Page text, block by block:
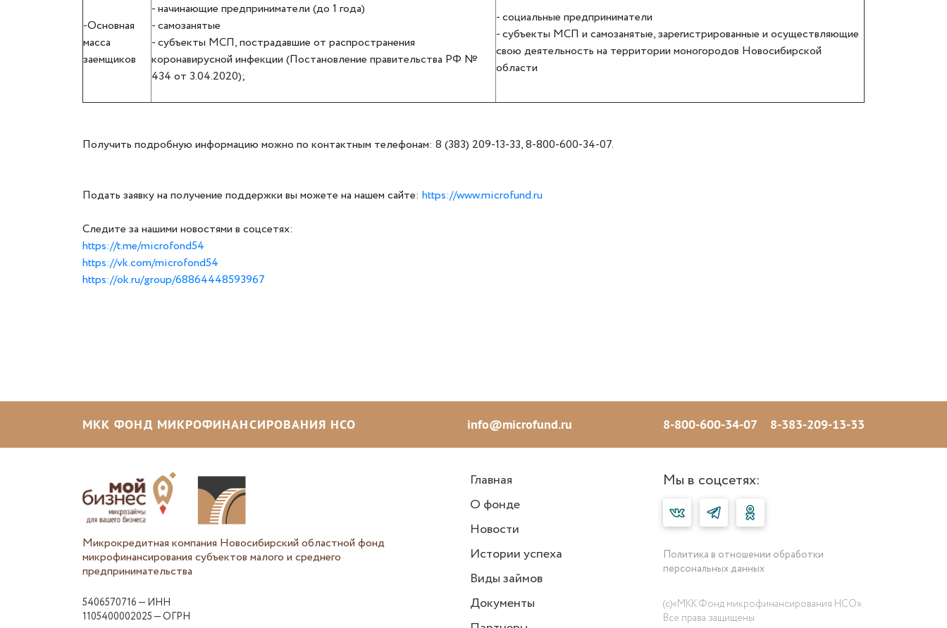
-Основная
масса
заемщиков
- начинающие предприниматели (до 1 года)
- самозанятые
- субъекты МСП, пострадавшие от распространения
коронавирусной инфекции (Постановление правительства РФ №
434 от 3.04.2020);
- социальные предприниматели
- субъекты МСП и самозанятые, зарегистрированные и осуществляющие
свою деятельность на территории моногородов Новосибирской
области
Получить подробную информацию можно по контактным телефонам: 8 (383) 209-13-33, 8-800-600-34-07.
Подать заявку на получение поддержки вы можете на нашем сайте: https://www.microfund.ru
Следите за нашими новостями в соцсетях:
https://t.me/microfond54
https://vk.com/microfond54
https://ok.ru/group/68864448593967
МКК ФОНД МИКРОФИНАНСИРОВАНИЯ НСО info@microfund.ru 8-800-600-34-07 8-383-209-13-33
Микрокредитная компания Новосибирский областной фонд
микрофинансирования субъектов малого и среднего
предпринимательства
5406570716 — ИНН
1105400002025 — ОГРН
Главная
О фонде
Новости
Истории успеха
Виды займов
Документы
Мы в соцсетях:
Политика в отношении обработки
персональных данных
(с)«МКК Фонд микрофинансирования НСО».
Все права защищены